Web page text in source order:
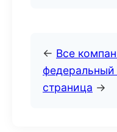
← Все
федеральный
страница →